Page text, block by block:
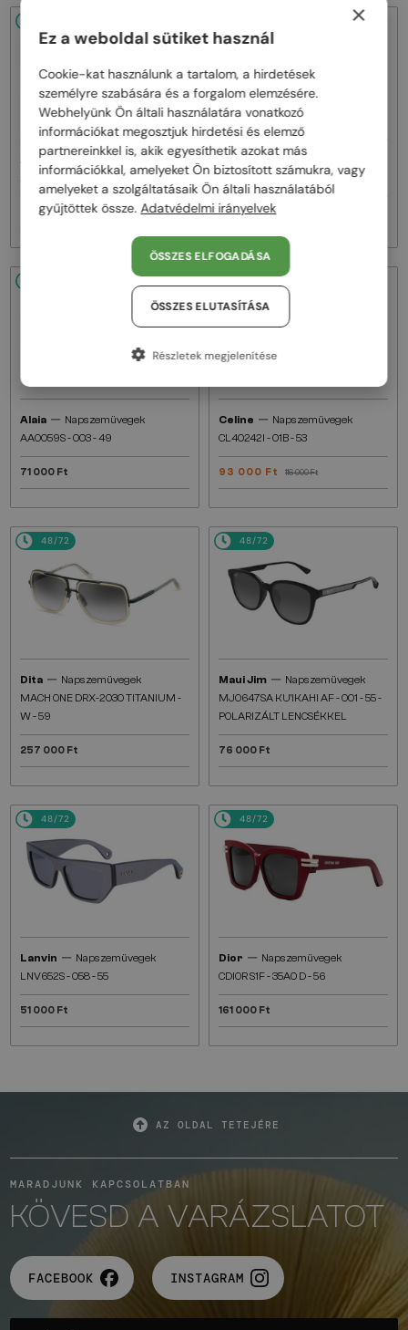
Alaia — Napszemüvegek
AA0056S - 001 - 56
71 000 Ft
Alaia —
AA0058S - 002 - 53
71 000 Ft
Alaia — Napszemüvegek
AA0059S - 003 - 49
71 000 Ft
48/72
Celine — Napszemüvegek
CL40242I - 01B - 53
93 000 Ft 116 000 Ft
48/72
Dita — Napszemüvegek
MACH ONE DRX-2030 TITANIUM -
W - 59
257 000 Ft
48/72
Maui Jim — Napszemüvegek
MJ0647SA KU'IKAHI AF - 001 - 55 -
POLARIZÁLT LENCSÉKKEL
76 000 Ft
48/72
Lanvin — Napszemüvegek
LNV652S - 058 - 55
51 000 Ft
48/72
Dior — Napszemüvegek
CDIOR S1F - 35A0 D - 56
161 000 Ft
AZ OLDAL TETEJÉRE
MARADJUNK KAPCSOLATBAN
KÖVESD A VARÁZSLATOT
FACEBOOK INSTAGRAM
×
Ez a weboldal sütiket használ
Cookie-kat használunk a tartalom, a hirdetések
személyre szabására és a forgalom elemzésére.
Webhelyünk Ön általi használatára vonatkozó
információkat megosztjuk hirdetési és elemző
partnereinkkel is, akik egyesíthetik azokat más
információkkal, amelyeket Ön biztosított számukra, vagy
amelyeket a szolgáltatásaik Ön általi használatából
gyűjtöttek össze.Adatvédelmi irányelvek
ÖSSZES ELFOGADÁSA
ÖSSZES ELUTASÍTÁSA
Részletek megjelenítése